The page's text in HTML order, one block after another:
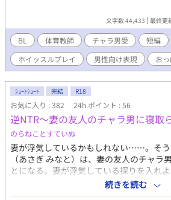
文字数 44,433 最終更
BL 体育教師 チャラ男受 短編
ホイッスルプレイ
男性向け表現 お
ｼｮｰﾄｼｮｰﾄ 完結 R18
お気に入り : 382 24h.ポイント : 56
逆NTR～妻の友人のチャラ男に寝取
のらねことすていぬ
妻が浮気しているかもしれない……。そう
（あさぎ みなと）は、妻の友人のチャラ
とになる。妻が浮気している探りを入れ
気が付くとチャラ男とラブホにいて……
注意ください チャラそうに見える男×流
続きを読む